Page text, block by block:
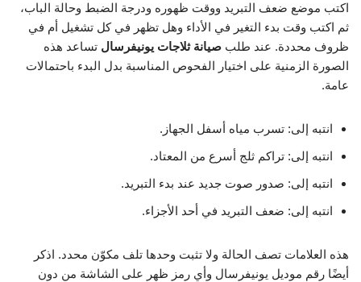
اكتب موضع ضعف التبريد ووقت ظهوره ودرجة الضبط وحالة الباب،
ثم اكتب وقت بدء التغير في الأداء وهل تظهر في كل تشغيل أم في
ظروف محددة. عند طلب صيانة ثلاجات يونيفرسال تساعد هذه
الصورة الزمنية على اختيار الفحوص المناسبة بدل البدء باحتمالات
عامة.
انتبه إلى: تسرب مياه أسفل الجهاز.
انتبه إلى: تراكم ثلج أسرع من المعتاد.
انتبه إلى: صدور صوت جديد عند بدء التبريد.
انتبه إلى: ضعف التبريد في أحد الأجزاء.
هذه العلامات تصف الحالة ولا تثبت وحدها تلف مكوّن محدد. اذكر
أيضًا رقم موديل يونيفرسال وأي رمز ظهر على الشاشة من دون